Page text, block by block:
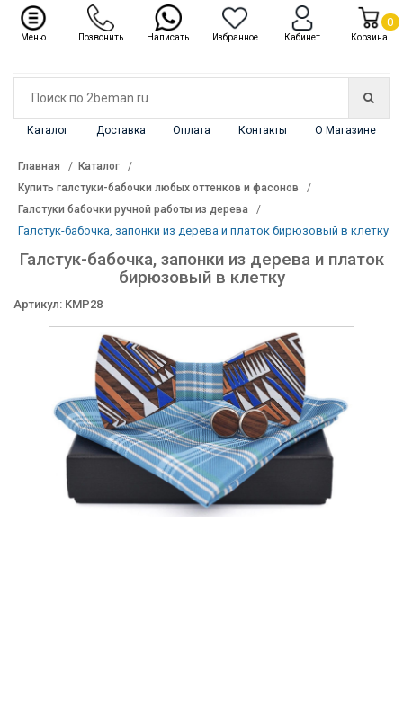
Каталог Доставка Оплата Контакты О Магазине
Каталог ✖
Главная
Каталог
Купить галстуки-бабочки любых оттенков и фасонов
Галстуки бабочки ручной работы из дерева
Галстук-бабочка, запонки из дерева и платок бирюзовый в клетку
Галстук-бабочка, запонки из дерева и платок
бирюзовый в клетку
Артикул: KMP28
Меню Позвонить Написать Избранное Кабинет Корзина
0